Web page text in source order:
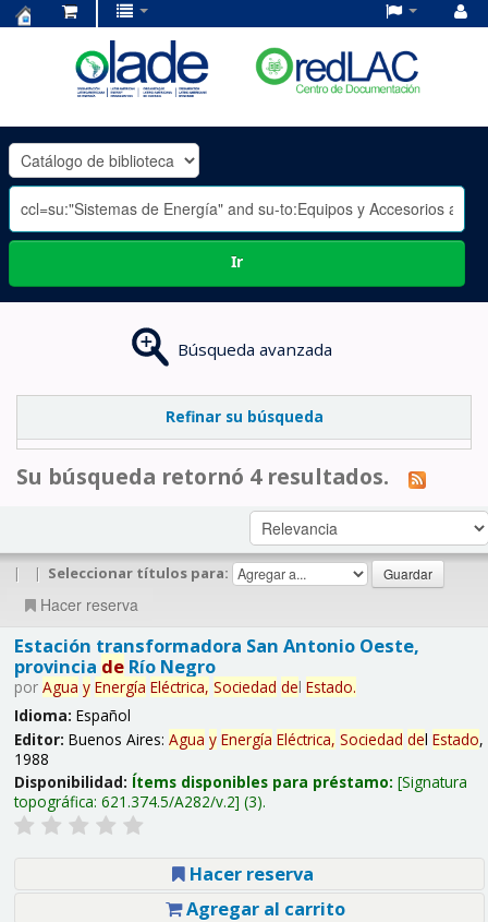
OLADE
-
Ir
Búsqueda avanzada
Refinar su búsqueda
Su búsqueda retornó 4 resultados.
| | Seleccionar títulos para:
Hacer reserva
Estación transformadora San Antonio Oeste,
provincia deRío Negro
por Agua y Energía Eléctrica, Sociedad del Estado.
Idioma: Español
Editor: Buenos Aires: Agua y Energía Eléctrica, Sociedad del Estado,
1988
Disponibilidad: Ítems disponibles para préstamo: Signatura
topográfica: 621.374.5/A282/v.2 (3).
Hacer reserva
Agregar al carrito